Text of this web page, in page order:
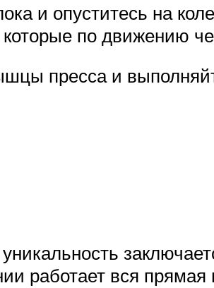
и опуститесь на
по движению
пресса и
работает вся